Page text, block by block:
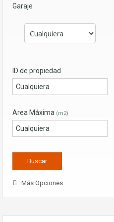
Garaje
ID de propiedad
Area Máxima (m2)
. Más Opciones